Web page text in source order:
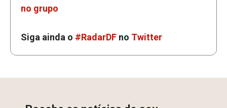
no grupo
Siga ainda o #RadarDF no Twitter